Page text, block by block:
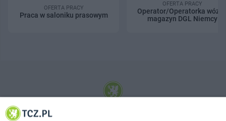
OFERTA PRACY
Praca w saloniku prasowym
OFERTA PRACY
Operator/Operatorka
magazyn DGL Niemcy
© 2001-2026 Tczew - TCZ.PL Sp. z o.o. Internetowy Serwis Informacyjny Miasta